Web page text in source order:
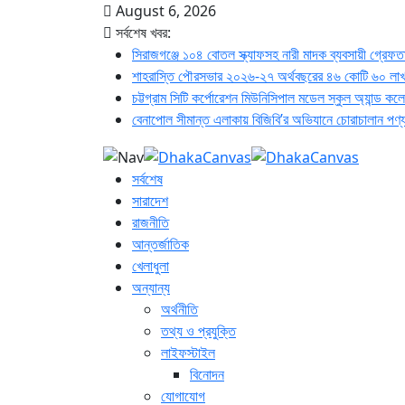
August 6, 2026
সর্বশেষ খবর:
সিরাজগঞ্জে ১০৪ বোতল স্ক্যাফসহ নারী মাদক ব্যবসায়ী
শাহরাস্তি পৌরসভার ২০২৬-২৭ অর্থবছরের ৪৬ কোটি ৬০
চট্টগ্রাম সিটি কর্পোরেশন মিউনিসিপাল মডেল স্কুল অ্যান্ড
বেনাপোল সীমান্ত এলাকায় বিজিবি’র অভিযানে চোরাচালান
সর্বশেষ
সারাদেশ
রাজনীতি
আন্তর্জাতিক
খেলাধুলা
অন্যান্য
অর্থনীতি
তথ্য ও প্রযুক্তি
লাইফস্টাইল
বিনোদন
যোগাযোগ